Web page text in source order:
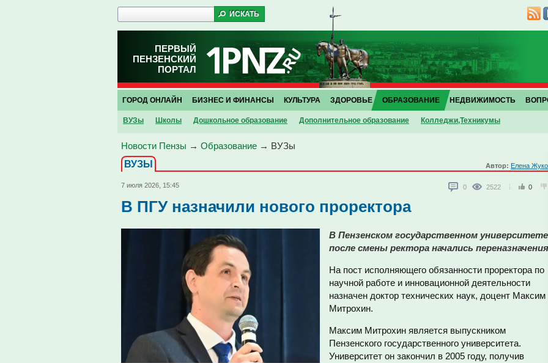
ПЕРВЫЙ
ПЕНЗЕНСКИЙ
ПОРТАЛ
ГОРОД ОНЛАЙН БИЗНЕС И ФИНАНСЫ КУЛЬТУРА ЗДОРОВЬЕ ОБРАЗОВАНИЕ
ВУЗы Школы Дошкольное образование Дополнительное образование Колледжи,Техникумы
НЕДВИЖИМОСТЬ
Новости Пензы → Образование → ВУЗы
ВУЗЫ
Автор: Елена
7 июля 2026, 15:45 0 2522 0
В ПГУ назначили нового проректора
В Пензенском государственном университете
после смены ректора начались
На пост исполняющего обязанности проректора по
научной работе и инновационной деятельности
назначен доктор технических наук, доцент Максим
Митрохин.
Максим Митрохин является выпускником
Пензенского государственного университета.
Университет он закончил в 2005 году, получив